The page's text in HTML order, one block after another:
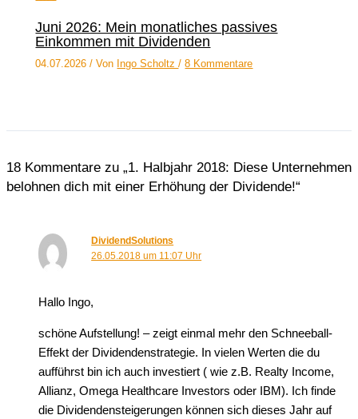
Juni 2026: Mein monatliches passives
Einkommen mit Dividenden
04.07.2026/ Von Ingo Scholtz/8 Kommentare
18 Kommentare zu „1. Halbjahr 2018: Diese Unternehmen
belohnen dich mit einer Erhöhung der Dividende!“
DividendSolutions
26.05.2018 um 11:07 Uhr
Hallo Ingo,
schöne Aufstellung! – zeigt einmal mehr den Schneeball-
Effekt der Dividendenstrategie. In vielen Werten die du
aufführst bin ich auch investiert ( wie z.B. Realty Income,
Allianz, Omega Healthcare Investors oder IBM). Ich finde
die Dividendensteigerungen können sich dieses Jahr auf